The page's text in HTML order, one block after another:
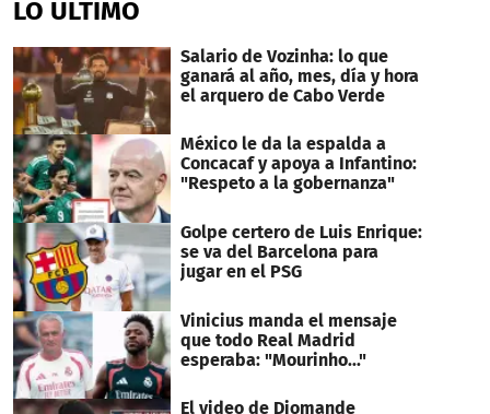
1
32
seconds
LO ÚLTIMO
Salario de Vozinha: lo que
ganará al año, mes, día y hora
el arquero de Cabo Verde
México le da la espalda a
Concacaf y apoya a Infantino:
"Respeto a la gobernanza"
Golpe certero de Luis Enrique:
se va del Barcelona para
jugar en el PSG
Vinicius manda el mensaje
que todo Real Madrid
esperaba: "Mourinho..."
El video de Diomande